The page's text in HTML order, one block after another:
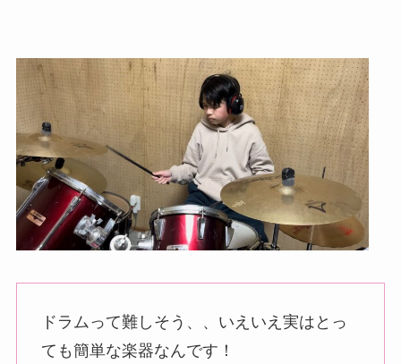
ドラムって難しそう、、いえいえ実はとっ
ても簡単な楽器なんです！